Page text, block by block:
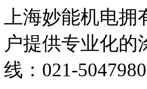
上海妙能机电
户提供专业化
线：021-